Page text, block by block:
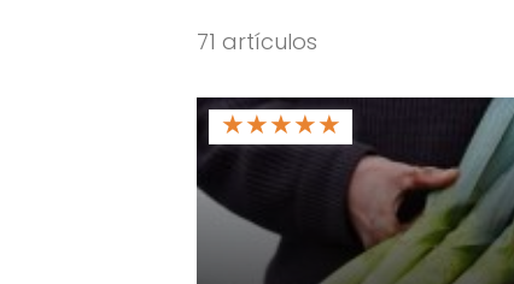
71 artículos
★★★★★